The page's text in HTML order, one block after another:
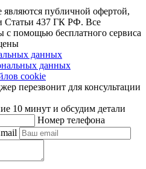
являются публичной офертой,
Статьи 437 ГК РФ. Все
с помощью бесплатного сервиса
данных
данных
cookie
перезвонит для консультации
10 минут и обсудим детали
Номер телефона